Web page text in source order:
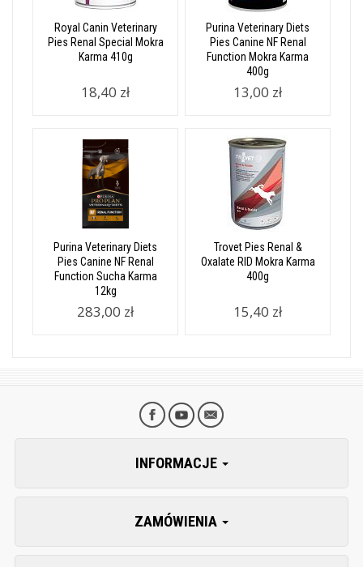
Royal Canin Veterinary
Pies Renal Special Mokra
Karma 410g
18,40 zł
Purina Veterinary Diets
Pies Canine NF Renal
Function Mokra Karma
400g
13,00 zł
Purina Veterinary Diets
Pies Canine NF Renal
Function Sucha Karma
12kg
283,00 zł
Trovet Pies Renal &
Oxalate RID Mokra Karma
400g
15,40 zł
INFORMACJE
ZAMÓWIENIA